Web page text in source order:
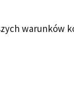
warunków